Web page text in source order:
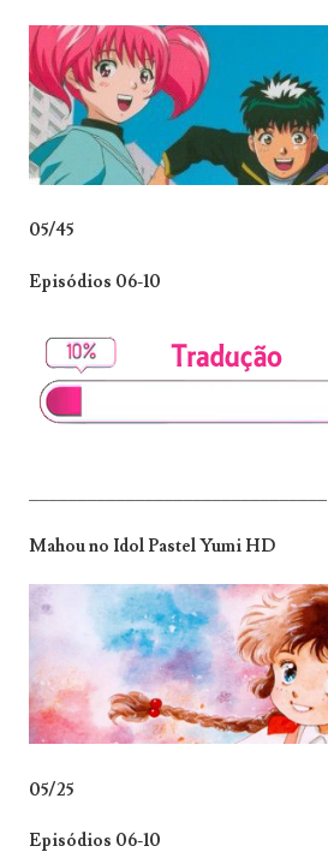
05/45
Episódios 06-10
_______________________________
Mahou no Idol Pastel Yumi HD
05/25
Episódios 06-10